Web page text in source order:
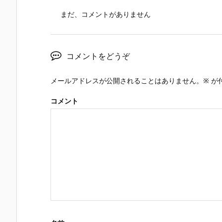
まだ、コメントがありません
コメントをどうぞ
メールアドレスが公開されることはありません。 ※ が
コメント